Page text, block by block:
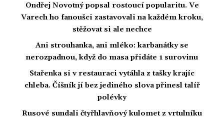
Ondřej Novotný popsal rostoucí popularitu. Ve
Varech ho fanoušci zastavovali na každém kroku,
stěžovat si ale nechce
Ani strouhanka, ani mléko: karbanátky se
nerozpadnou, když do masa přidáte 1 surovinu
Stařenka si v restauraci vytáhla z tašky krajíc
chleba. Číšník jí bez jediného slova přinesl talíř
polévky
Rusové sundali čtyřhlavňový kulomet z vrtulníku